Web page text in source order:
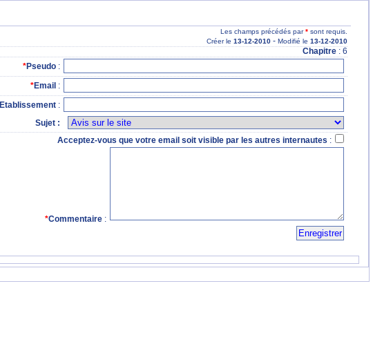
Les champs précédés par* sont requis.
Créer le 13-12-2010 - Modifié le 13-12-2010
Chapitre : 6
*Pseudo :
*Email :
Etablissement :
Sujet :
Acceptez-vous que votre email soit visible par les autres internautes :
*Commentaire: